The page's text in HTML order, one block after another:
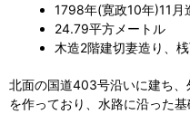
1798年(寛政10年)11月
24.79平方メートル
木造2階建切妻造り、
北面の国道403号沿いに建ち
を作っており、水路に沿った